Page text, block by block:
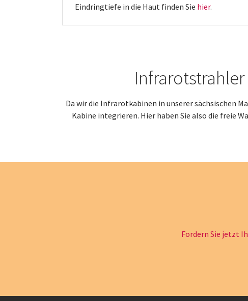
Eindringtiefe in die Haut finden Sie hier.
Da wir die Infrarotkabinen in unserer sächsischen
Kabine integrieren. Hier haben Sie also die freie
Fordern Sie jetzt